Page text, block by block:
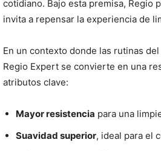
cotidiano. Bajo esta premisa, Regio
invita a repensar la experiencia de
En un contexto donde las rutinas
Regio Expert se convierte en una
atributos clave:
Mayor resistencia para una
Suavidad superior, ideal para el